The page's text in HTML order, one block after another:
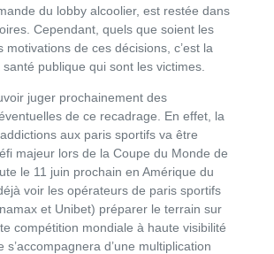
du lobby alcoolier, est restée dans
Cependant, quels que soient les
motivations de ces décisions, c’est la
publique qui sont les victimes.
juger prochainement des
de ce recadrage. En effet, la
aux paris sportifs va être
majeur lors de la Coupe du Monde de
le 11 juin prochain en Amérique du
voir les opérateurs de paris sportifs
et Unibet) préparer le terrain sur
compétition mondiale à haute visibilité
s’accompagnera d’une multiplication